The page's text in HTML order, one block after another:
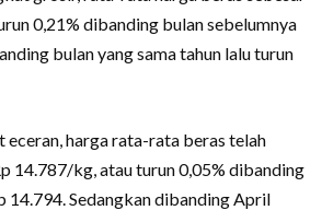
0,21% dibanding bulan sebelumnya
bulan yang sama tahun lalu turun
eceran, harga rata-rata beras telah
14.787/kg, atau turun 0,05% dibanding
14.794. Sedangkan dibanding April